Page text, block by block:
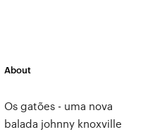
About
Os gatões - uma nova
balada johnny knoxville